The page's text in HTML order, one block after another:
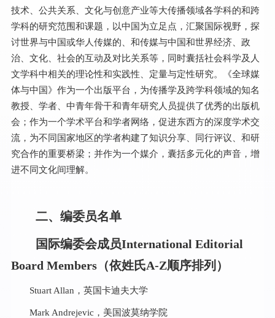
技术、公共关系、文化与创意产业等大传播领域各学科的和跨
学科的研究范围和课题，以中国为立足点，汇聚国际视野，探
讨世界与中国或华人传媒的、和传媒与中国和世界经济、政
治、文化、社会的互动及对比关系等，同时囊括社会科学及人
文学科中相关的理论性和实践性、定量与定性研究。《全球媒
体与中国》作为一个出版平台，为传播学及跨学科领域的知名
教授、学者、中青年骨干和青年研究人员提供了优秀的出版机
会；作为一个学术平台和学者网络，促进东西方的深度学术交
流，为不同国家地区的学者构建了知识分享、同行评议、和研
究合作的重要桥梁；并作为一个媒介，囊括多元化的声音，增
进不同文化间理解。
二、编委员名单
国际编委会成员International Editorial
Board Members（依姓氏A-Z顺序排列）
Stuart Allan，英国卡迪夫大学
Mark Andrejevic，美国波莫纳学院